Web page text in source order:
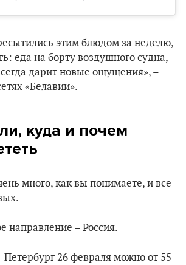
этим блюдом за неделю,
еда на борту воздушного судна,
дарит новые ощущения», –
«Белавии».
куда и почем
много, как вы понимаете, и все
направление – Россия.
Петербург 26 февраля можно от 55